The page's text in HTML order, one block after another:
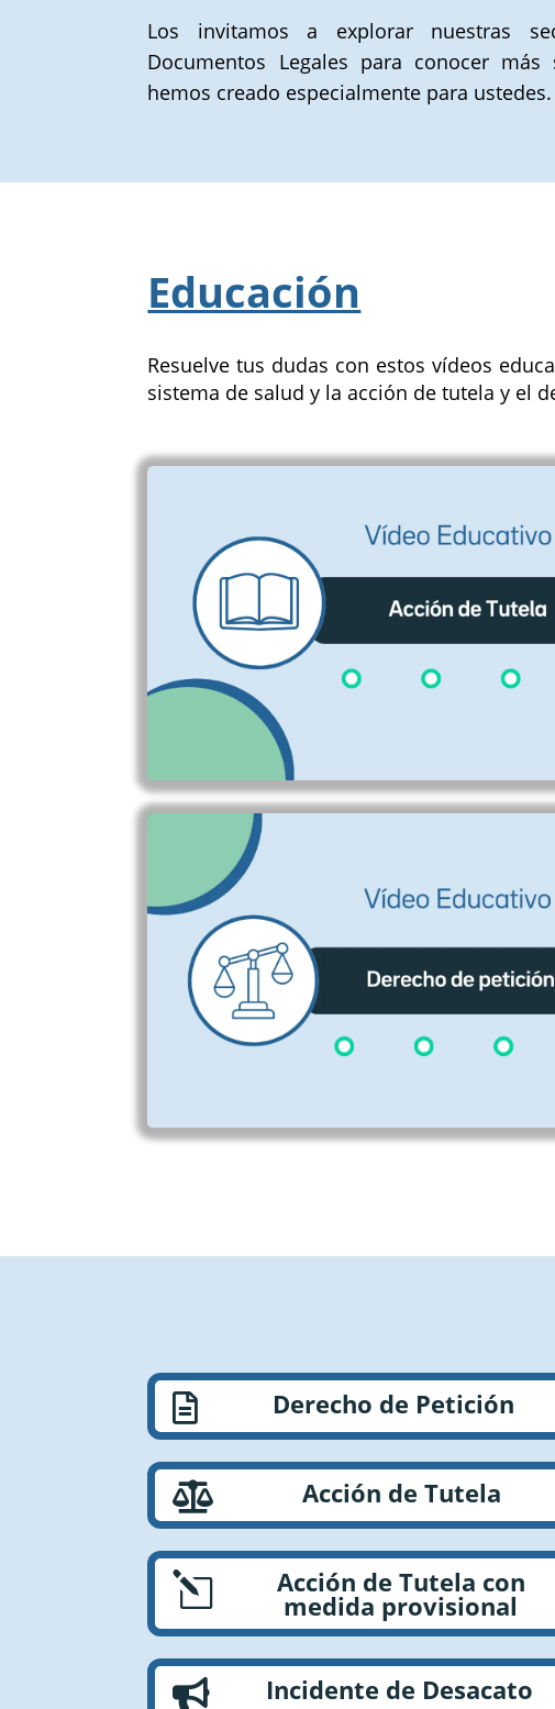
Los invitamos a explorar nuestras
Documentos Legales para conocer
hemos creado especialmente para ustedes.
Educación
Resuelve tus dudas con estos vídeos
sistema de salud y la acción de tutela y el
 Derecho de Petición
 Acción de Tutela
l Acción de Tutela con
medida provisional
 Incidente de Desacato